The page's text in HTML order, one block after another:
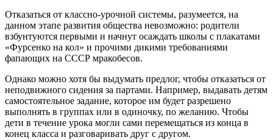
Отказаться от классно-урочной системы, разумеется, на
данном этапе развития общества невозможно: родители
взбунтуются первыми и начнут осаждать школы с плакатами
«Фурсенко на кол» и прочими дикими требованиями
фапающих на СССР мракобесов.
Однако можно хотя бы выдумать предлог, чтобы отказаться от
неподвижного сидения за партами. Например, выдавать детям
самостоятельное задание, которое им будет разрешено
выполнять в группах или в одиночку, по желанию. Чтобы
дети в течение урока могли сами перемещаться из конца в
конец класса и разговаривать друг с другом.